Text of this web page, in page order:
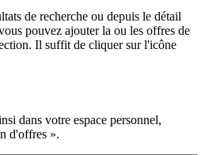
de recherche ou depuis le détail
pouvez ajouter la ou les offres de
Il suffit de cliquer sur l'icône
dans votre espace personnel,
d'offres ».